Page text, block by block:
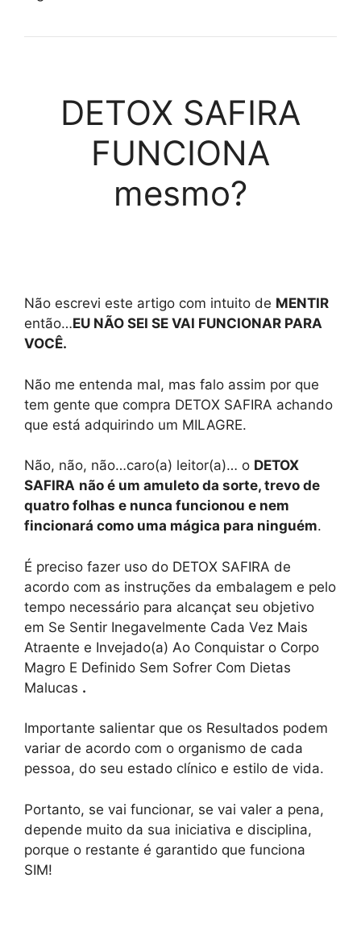
DETOX SAFIRA
FUNCIONA
mesmo?
Não escrevi este artigo com intuito de MENTIR
então…EU NÃO SEI SE VAI FUNCIONAR PARA
VOCÊ.
Não me entenda mal, mas falo assim por que
tem gente que compra DETOX SAFIRA achando
que está adquirindo um MILAGRE.
Não, não, não…caro(a) leitor(a)… o DETOX
SAFIRA não é um amuleto da sorte, trevo de
quatro folhas e nunca funcionou e nem
fincionará como uma mágica para ninguém.
É preciso fazer uso do DETOX SAFIRA de
acordo com as instruções da embalagem e pelo
tempo necessário para alcançat seu objetivo
em Se Sentir Inegavelmente Cada Vez Mais
Atraente e Invejado(a) Ao Conquistar o Corpo
Magro E Definido Sem Sofrer Com Dietas
Malucas .
Importante salientar que os Resultados podem
variar de acordo com o organismo de cada
pessoa, do seu estado clínico e estilo de vida.
Portanto, se vai funcionar, se vai valer a pena,
depende muito da sua iniciativa e disciplina,
porque o restante é garantido que funciona
SIM!